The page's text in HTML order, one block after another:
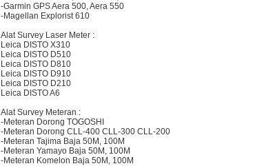
-Garmin GPS Aera 500, Aera 550
-Magellan Explorist 610
Alat Survey Laser Meter :
Leica DISTO X310
Leica DISTO D510
Leica DISTO D810
Leica DISTO D910
Leica DISTO D210
Leica DISTO A6
Alat Survey Meteran :
-Meteran Dorong TOGOSHI
-Meteran Dorong CLL-400 CLL-300 CLL-200
-Meteran Tajima Baja 50M, 100M
-Meteran Yamayo Baja 50M, 100M
-Meteran Komelon Baja 50M, 100M